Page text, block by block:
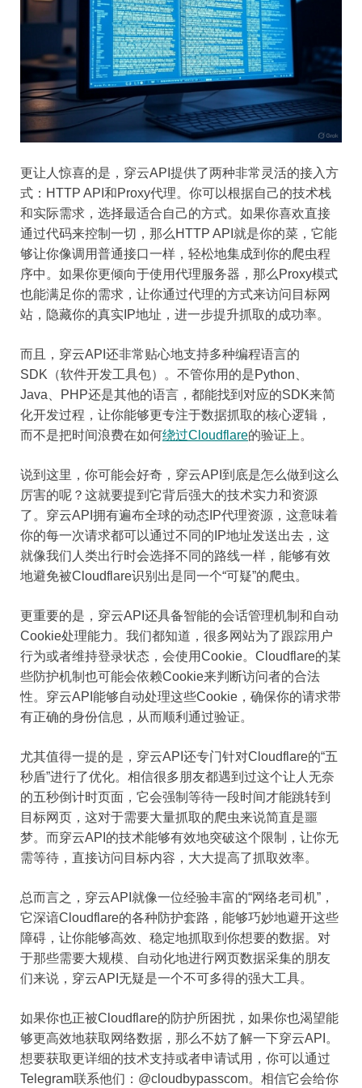
更让人惊喜的是，穿云API提供了两种非常灵活的接入方
式：HTTP API和Proxy代理。你可以根据自己的技术栈
和实际需求，选择最适合自己的方式。如果你喜欢直接
通过代码来控制一切，那么HTTP API就是你的菜，它能
够让你像调用普通接口一样，轻松地集成到你的爬虫程
序中。如果你更倾向于使用代理服务器，那么Proxy模式
也能满足你的需求，让你通过代理的方式来访问目标网
站，隐藏你的真实IP地址，进一步提升抓取的成功率。
而且，穿云API还非常贴心地支持多种编程语言的
SDK（软件开发工具包）。不管你用的是Python、
Java、PHP还是其他的语言，都能找到对应的SDK来简
化开发过程，让你能够更专注于数据抓取的核心逻辑，
而不是把时间浪费在如何绕过Cloudflare的验证上。
说到这里，你可能会好奇，穿云API到底是怎么做到这么
厉害的呢？这就要提到它背后强大的技术实力和资源
了。穿云API拥有遍布全球的动态IP代理资源，这意味着
你的每一次请求都可以通过不同的IP地址发送出去，这
就像我们人类出行时会选择不同的路线一样，能够有效
地避免被Cloudflare识别出是同一个“可疑”的爬虫。
更重要的是，穿云API还具备智能的会话管理机制和自动
Cookie处理能力。我们都知道，很多网站为了跟踪用户
行为或者维持登录状态，会使用Cookie。Cloudflare的某
些防护机制也可能会依赖Cookie来判断访问者的合法
性。穿云API能够自动处理这些Cookie，确保你的请求带
有正确的身份信息，从而顺利通过验证。
尤其值得一提的是，穿云API还专门针对Cloudflare的“五
秒盾”进行了优化。相信很多朋友都遇到过这个让人无奈
的五秒倒计时页面，它会强制等待一段时间才能跳转到
目标网页，这对于需要大量抓取的爬虫来说简直是噩
梦。而穿云API的技术能够有效地突破这个限制，让你无
需等待，直接访问目标内容，大大提高了抓取效率。
总而言之，穿云API就像一位经验丰富的“网络老司机”，
它深谙Cloudflare的各种防护套路，能够巧妙地避开这些
障碍，让你能够高效、稳定地抓取到你想要的数据。对
于那些需要大规模、自动化地进行网页数据采集的朋友
们来说，穿云API无疑是一个不可多得的强大工具。
如果你也正被Cloudflare的防护所困扰，如果你也渴望能
够更高效地获取网络数据，那么不妨了解一下穿云API。
想要获取更详细的技术支持或者申请试用，你可以通过
Telegram联系他们：@cloudbypasscom。相信它会给你